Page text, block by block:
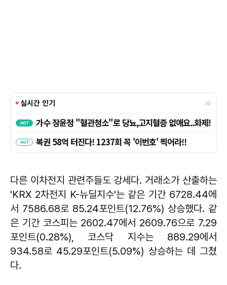
다른 이차전지 관련주들도 강세다. 거래소가 산출하는
'KRX 2차전지 K-뉴딜지수'는 같은 기간 6728.44에
서 7586.68로 85.24포인트(12.76%) 상승했다. 같
은 기간 코스피는 2602.47에서 2609.76으로 7.29
포인트(0.28%), 코스닥 지수는 889.29에서
934.58로 45.29포인트(5.09%) 상승하는 데 그쳤
다.